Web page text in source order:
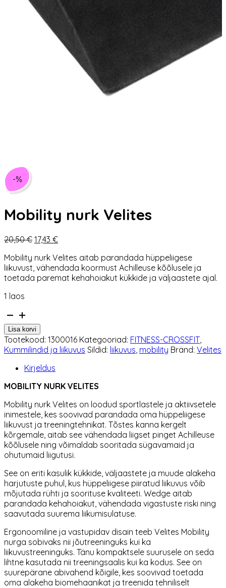
-%
Mobility nurk Velites
20,50€ Algne
oli:
20,50 €.
17,43 €Praegune
on:
17,43 €.
Mobility nurk Velites aitab parandada hüppeliigese
liikuvust, vähendada koormust Achilleuse kõõlusele ja
toetada paremat kehahoiakut kükkide ja väljaastete ajal.
1 laos
Mobility
nurk
Velites
kogus
Lisa korvi
Tootekood: 1300016 Kategooriad: FITNESS-CROSSFIT,
Kummilindid ja liikuvus Sildid: liikuvus, mobility Bränd: Velites
Kirjeldus
MOBILITY NURK VELITES
Mobility nurk Velites on loodud sportlastele ja aktiivsetele
inimestele, kes soovivad parandada oma hüppeliigese
liikuvust ja treeningtehnikat. Tõstes kanna kergelt
kõrgemale, aitab see vähendada liigset pinget Achilleuse
kõõlusele ning võimaldab sooritada sügavamaid ja
ohutumaid liigutusi.
See on eriti kasulik kükkide, väljaastete ja muude alakeha
harjutuste puhul, kus hüppeliigese piiratud liikuvus võib
mõjutada rühti ja soorituse kvaliteeti. Wedge aitab
parandada kehahoiakut, vähendada vigastuste riski ning
saavutada suurema liikumisulatuse.
Ergonoomiline ja vastupidav disain teeb Velites Mobility
nurga sobivaks nii jõutreeninguks kui ka
liikuvustreeninguks. Tänu kompaktsele suurusele on seda
lihtne kasutada nii treeningsaalis kui ka kodus. See on
suurepärane abivahend kõigile, kes soovivad toetada
oma alakeha biomehaanikat ja treenida tehniliselt